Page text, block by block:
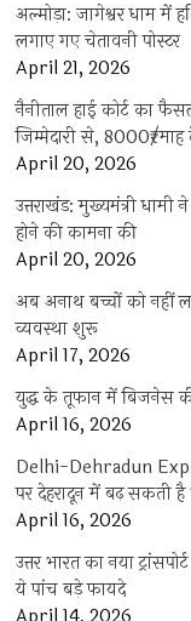
अल्मोड़ा: जागेश्वर धाम में
लगाए गए चेतावनी पोस्टर
April 21, 2026
नैनीताल हाई कोर्ट का
जिम्मेदारी से, 8000₹/माह
April 20, 2026
उत्तराखंड: मुख्यमंत्री
होने की कामना की
April 20, 2026
अब अनाथ बच्चों को नहीं
व्यवस्था शुरू
April 17, 2026
युद्ध के तूफान में बिजनेस
April 16, 2026
Delhi-Dehradun
पर देहरादून में बढ़ सकती है
April 16, 2026
उत्तर भारत का नया
ये पांच बड़े फायदे